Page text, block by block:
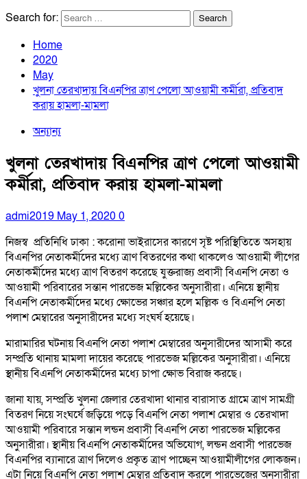
Search for:
Home
2020
May
খুলনা তেরখাদায় বিএনপির ত্রাণ পেলো অাওয়ামী কর্মীরা, প্রতিবাদ
করায় হামলা-মামলা
অন্যান্য
খুলনা তেরখাদায় বিএনপির ত্রাণ পেলো অাওয়ামী
কর্মীরা, প্রতিবাদ করায় হামলা-মামলা
admi2019 May 1, 2020 0
নিজস্ব প্রতিনিধি ঢাকা : করোনা ভাইরাসের কারণে সৃষ্ট পরিস্থিতিতে অসহায়
বিএনপির নেতাকর্মীদের মধ্যে ত্রাণ বিতরণের কথা থাকলেও অাওয়ামী লীগের
নেতাকর্মীদের মধ্যে ত্রাণ বিতরণ করেছে যুক্তরাজ্য প্রবাসী বিএনপি নেতা ও
অাওয়ামী পরিবারের সন্তান পারভেজ মল্লিকের অনুসারীরা। এনিয়ে স্থানীয়
বিএনপি নেতাকর্মীদের মধ্যে ক্ষোভের সঞ্চার হলে মল্লিক ও বিএনপি নেতা
পলাশ মেম্বারের অনুসারীদের মধ্যে সংঘর্ষ হয়েছে।
মারামারির ঘটনায় বিএনপি নেতা পলাশ মেম্বারের অনুসারীদের অাসামী করে
সম্প্রতি থানায় মামলা দায়ের করেছে পারভেজ মল্লিকের অনুসারীরা। এনিয়ে
স্থানীয় বিএনপি নেতাকর্মীদের মধ্যে চাপা ক্ষোভ বিরাজ করছে।
জানা যায়, সম্প্রতি খুলনা জেলার তেরখাদা থানার বারাসাত গ্রামে ত্রাণ সামগ্রী
বিতরণ নিয়ে সংঘর্ষে জড়িয়ে পড়ে বিএনপি নেতা পলাশ মেম্বার ও তেরখাদা
আওয়ামী পরিবারে সন্তান লন্ডন প্রবাসী বিএনপি নেতা পারভেজ মল্লিকের
অনুসারীরা। স্থানীয় বিএনপি নেতাকর্মীদের অভিযোগ, লন্ডন প্রবাসী পারভেজ
বিএনপির ব্যানারে ত্রাণ দিলেও প্রকৃত ত্রাণ পাচ্ছেন আওয়ামীলীগের লোকজন।
এটা নিয়ে বিএনপি নেতা পলাশ মেম্বার প্রতিবাদ করলে পারভেজের অনুসারীরা